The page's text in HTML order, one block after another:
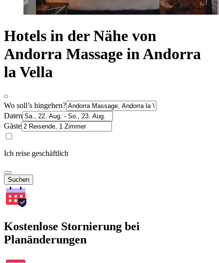
Hotels in der Nähe von
Andorra Massage in Andorra
la Vella
Wo soll’s hingehen?
Daten
Gäste
Ich reise geschäftlich
Suchen
Kostenlose Stornierung bei
Planänderungen